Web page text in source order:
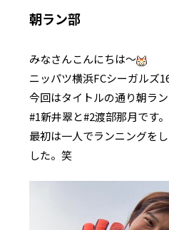
朝ラン部
みなさんこんにちは〜
ニッパツ横浜FCシーガルズ
今回はタイトルの通り朝ラ
#1新井翠と#2渡部那月です。
最初は一人でランニングを
した。笑